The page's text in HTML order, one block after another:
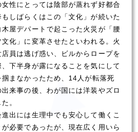
性にとっては陰部が蒸れず好都合
しばらくはこの「文化」が続いた
屋デパートで起こった火災が「腰
化」に変革させたといわれる。火
員は逃げ惑い、ビルからロープを
下半身が露になることを気にして
まなかったため、14人が転落死
来事の後、わが国には洋装やズロ
。
出には生理中でも安心して働くこ
必要であったが、現在広く用いら